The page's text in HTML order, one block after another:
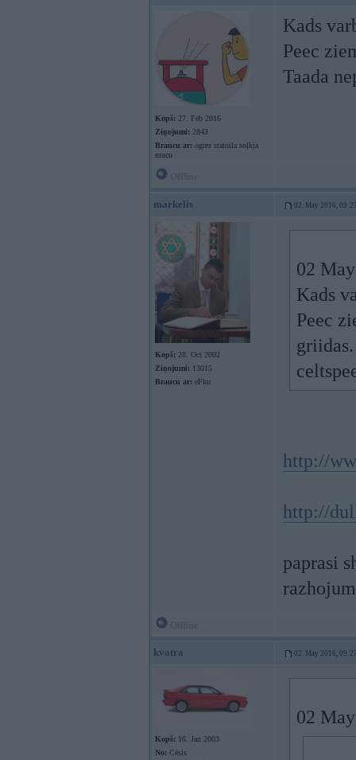
Kopš: 27. Feb 2016
Ziņojumi: 2843
Braucu ar: ogres statoila soļkja
mucu
Kads
Peec
Taada
markelis 02. May 2016,
Kopš: 28. Oct 2002
Ziņojumi: 13015
Braucu ar: eFku
02
Kads
Peec
http://
http://
paprasi
kvatra 02. May 2016,
Kopš: 16. Jan 2003
No: Cēsis
02